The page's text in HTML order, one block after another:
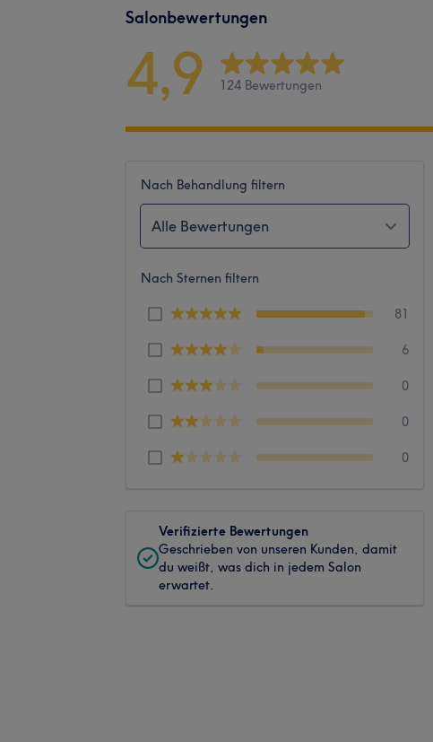
Salonbewertungen
4,9 124 Bewertungen
Nach Behandlung filtern
Alle Bewertungen
Nach Sternen filtern
81
6
0
0
0
Verifizierte Bewertungen
Geschrieben von unseren Kunden, damit
du weißt, was dich in jedem Salon
erwartet.